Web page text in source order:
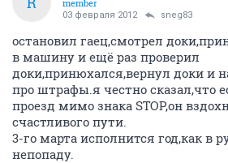
member
03 февраля 2012 sneg83
остановил гаец,смотрел
в машину и ещё раз проверил
доки,принюхался,вернул доки и
про штрафы.я честно сказал,что
проезд мимо знака STOP,он
счастливого пути.
3-го марта исполнится год,как в
непопаду.